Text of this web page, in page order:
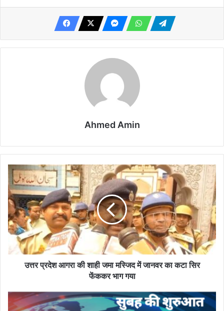
Ahmed Amin
उत्तर
प्रदेश
आगरा
की
शाही
जमा
मस्जिद
जानवर
फेंककर
भाग
उत्तर प्रदेश आगरा की शाही जमा मस्जिद में जानवर का कटा सिर
फेंककर भाग गया
रविवार,
13